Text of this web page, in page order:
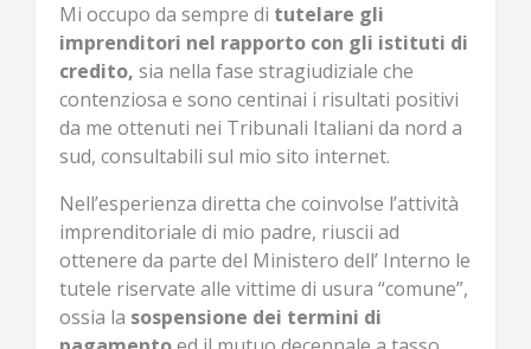
Mi occupo da sempre di tutelare gli
imprenditori nel rapporto con gli istituti di
credito, sia nella fase stragiudiziale che
contenziosa e sono centinai i risultati positivi
da me ottenuti nei Tribunali Italiani da nord a
sud, consultabili sul mio sito internet.
Nell’esperienza diretta che coinvolse l’attività
imprenditoriale di mio padre, riuscii ad
ottenere da parte del Ministero dell’ Interno le
tutele riservate alle vittime di usura “comune”,
ossia la sospensione dei termini di